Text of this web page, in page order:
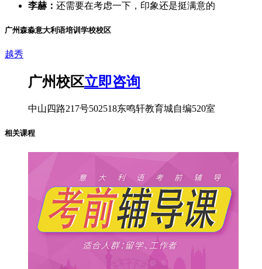
李赫： 还需要在考虑一下，印象还是挺满意的
广州森淼意大利语培训学校校区
越秀
广州校区立即咨询
中山四路217号502518东鸣轩教育城自编520室
相关课程